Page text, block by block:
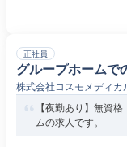
正社員
グループホームで
株式会社コスモメディ
【夜勤あり】無資
ムの求人です。